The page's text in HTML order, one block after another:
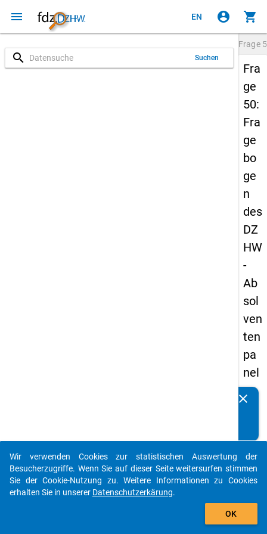
menu EN account_circle shopping_cart
search Suchen
Frage
Fra
ge
50:
Fra
ge
bo
ge
n
des
DZ
HW
-
Ab
sol
ven
ten
pa
nel
s
-
zw
eit
clear
auto_stories
add_shopping_cart
Wir verwenden Cookies zur statistischen Auswertung der
Besucherzugriffe. Wenn Sie auf dieser Seite weitersurfen stimmen
Sie der Cookie-Nutzung zu. Weitere Informationen zu Cookies
erhalten Sie in unserer Datenschutzerkärung.
OK